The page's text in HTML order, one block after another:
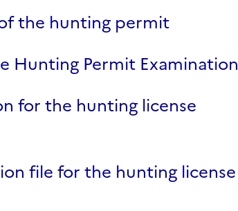
the hunting permit
Hunting Permit Examination
for the hunting license
file for the hunting license